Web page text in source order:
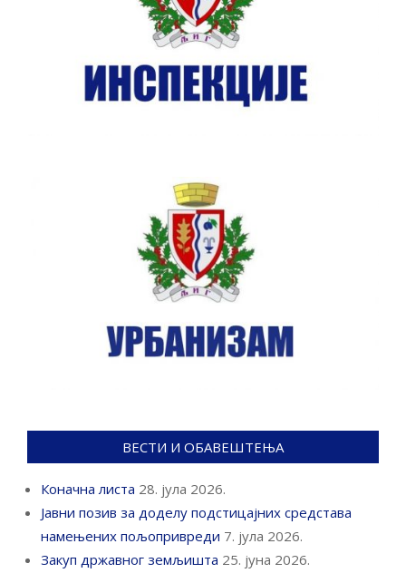
ВЕСТИ И ОБАВЕШТЕЊА
Коначна листа 28. јула 2026.
Јавни позив за доделу подстицајних средстава
намењених пољопривреди 7. јула 2026.
Закуп државног земљишта 25. јуна 2026.